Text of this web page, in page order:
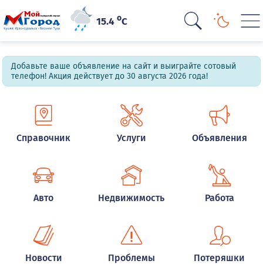
15.4oC
Добавьте ваше объявление на сайт и выиграйте сотовый
телефон! Акция действует до 30 августа 2026 года!
Справочник Услуги Объявления
Авто Недвижимость Работа
Новости Проблемы Потеряшки